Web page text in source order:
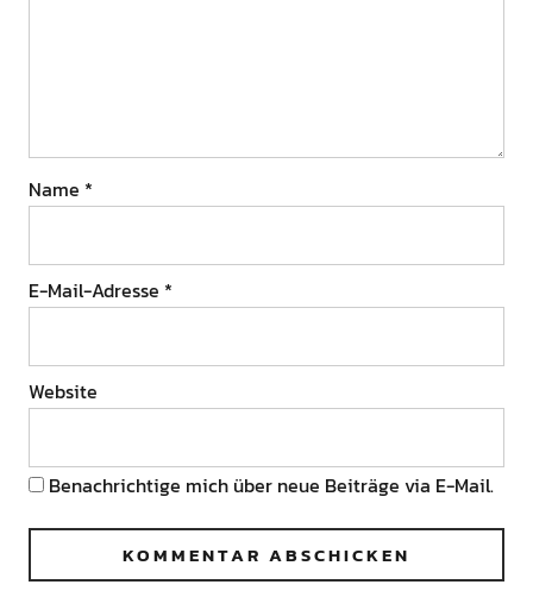
Name *
E-Mail-Adresse *
Website
Benachrichtige mich über neue Beiträge via E-Mail.